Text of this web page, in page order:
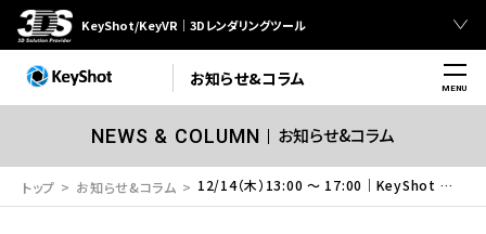
KeyShot/KeyVR｜3Dレンダリングツール
お知らせ&コラム MENU
NEWS & COLUMN お知らせ&コラム
トップ お知らせ&コラム 12/14（木）13:00 ～ 17:00｜KeyShot Designer’s LIVE 2023開催のご案内⇒定員に達しましたので受付を終了しました